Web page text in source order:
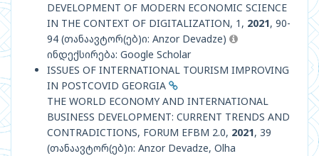
DEVELOPMENT OF MODERN ECONOMIC SCIENCE
IN THE CONTEXT OF DIGITALIZATION, 1, 2021, 90-
94 (თანაავტორ(ებ)ი: Anzor Devadze)
ინდექსირება: Google Scholar
ISSUES OF INTERNATIONAL TOURISM IMPROVING
IN POSTCOVID GEORGIA
THE WORLD ECONOMY AND INTERNATIONAL
BUSINESS DEVELOPMENT: CURRENT TRENDS AND
CONTRADICTIONS, FORUM EFBM 2.0, 2021, 39
(თანაავტორ(ებ)ი: Anzor Devadze, Olha